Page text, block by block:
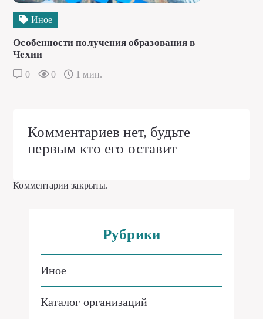
Иное
Особенности получения образования в
Чехии
0 0 1 мин.
Комментариев нет, будьте
первым кто его оставит
Комментарии закрыты.
Рубрики
Иное
Каталог организаций